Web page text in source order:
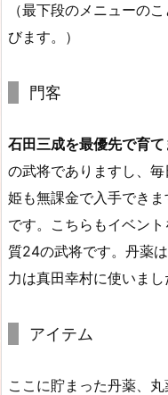
（最下段のメニューの
びます。）
門客
石田三成を最優先で育て
の武将でありますし、
姫も無課金で入手でき
です。こちらもイベン
質24の武将です。丹薬
力は真田幸村に使いまし
アイテム
ここに貯まった丹薬、